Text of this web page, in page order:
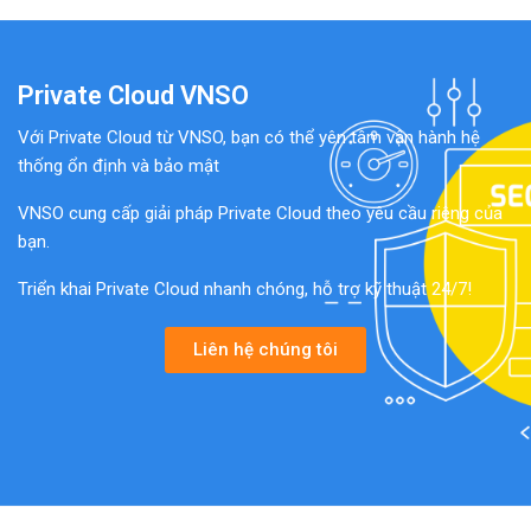
Private Cloud VNSO
Với Private Cloud từ VNSO, bạn có thể yên tâm vận hành hệ
thống ổn định và bảo mật
VNSO cung cấp giải pháp Private Cloud theo yêu cầu riêng của
bạn.
Triển khai Private Cloud nhanh chóng, hỗ trợ kỹ thuật 24/7!
Liên hệ chúng tôi